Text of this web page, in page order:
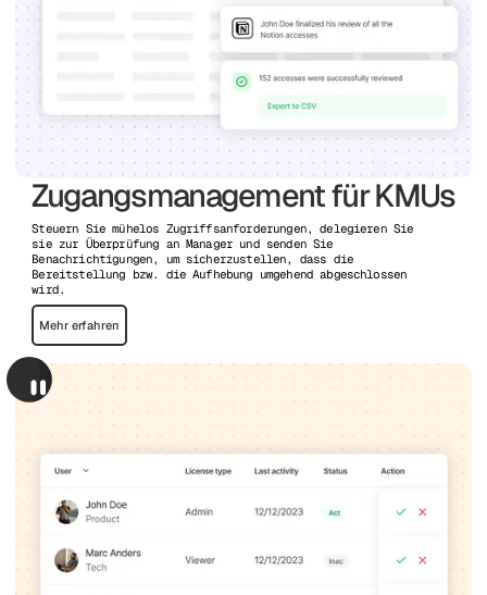
Zugangsmanagement für KMUs
Steuern Sie mühelos Zugriffsanforderungen, delegieren Sie
sie zur Überprüfung an Manager und senden Sie
Benachrichtigungen, um sicherzustellen, dass die
Bereitstellung bzw. die Aufhebung umgehend abgeschlossen
wird.
Mehr erfahren